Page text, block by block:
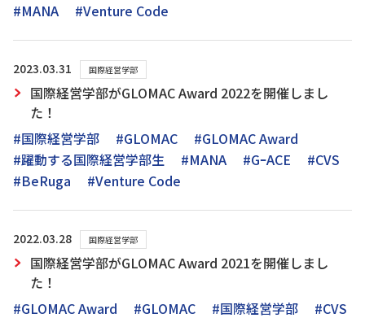
#MANA
#Venture Code
2023.03.31 国際経営学部
国際経営学部がGLOMAC Award 2022を開催しまし
た！
#国際経営学部
#GLOMAC
#GLOMAC Award
#躍動する国際経営学部生
#MANA #GｰACE
#CVS
#BeRuga
#Venture Code
2022.03.28 国際経営学部
国際経営学部がGLOMAC Award 2021を開催しまし
た！
#GLOMAC Award
#GLOMAC #国際経営学部
#CVS